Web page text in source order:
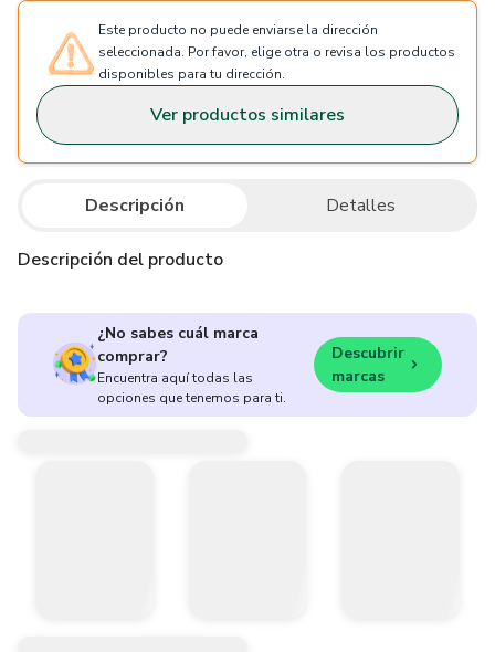
Este producto no puede enviarse la dirección
seleccionada. Por favor, elige otra o revisa los productos
disponibles para tu dirección.
Ver productos similares
Descripción Detalles
Descripción del producto
¿No sabes cuál marca
comprar?
Encuentra aquí todas las
opciones que tenemos para ti.
Descubrir
marcas